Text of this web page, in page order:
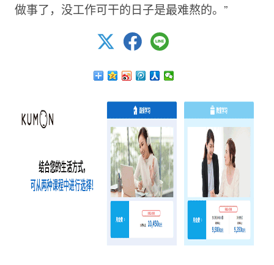
做事了，没工作可干的日子是最难熬的。”